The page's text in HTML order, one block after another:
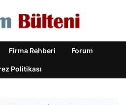
Firma Rehberi Forum
Politikası